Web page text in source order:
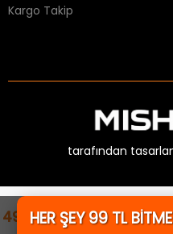
499,99 TL
tarafından
HER ŞEY 99 TL
KAÇIRMA!